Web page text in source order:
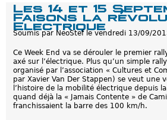
y
e
M
e
v
e
i
l
l
e
u
L
e
s
n
u
v
e
l
l
e
s
Les 14 et 15
Faisons la
Electrique
Soumis par NeoSteflevendredi 13/09/
Ce Week End va se dérouler le premier
axé sur l’électrique. Plus qu’un simple
organisé par l’association « Cultures et
par Xavier Van Der Stappen) se veut une
l’histoire de la mobilité électrique depuis
quand déjà la « Jamais Contente » de
franchissaient la barre des 100 km/h.